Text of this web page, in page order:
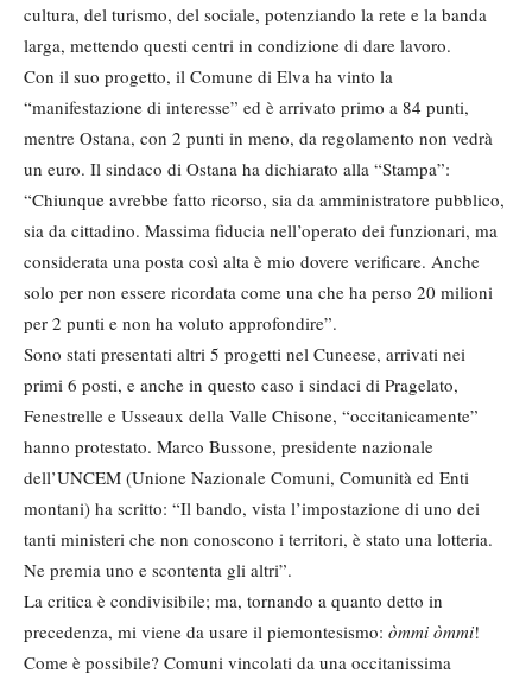
cultura, del turismo, del sociale, potenziando la rete e la banda
larga, mettendo questi centri in condizione di dare lavoro.
Con il suo progetto, il Comune di Elva ha vinto la
“manifestazione di interesse” ed è arrivato primo a 84 punti,
mentre Ostana, con 2 punti in meno, da regolamento non vedrà
un euro. Il sindaco di Ostana ha dichiarato alla “Stampa”:
“Chiunque avrebbe fatto ricorso, sia da amministratore pubblico,
sia da cittadino. Massima fiducia nell’operato dei funzionari, ma
considerata una posta così alta è mio dovere verificare. Anche
solo per non essere ricordata come una che ha perso 20 milioni
per 2 punti e non ha voluto approfondire”.
Sono stati presentati altri 5 progetti nel Cuneese, arrivati nei
primi 6 posti, e anche in questo caso i sindaci di Pragelato,
Fenestrelle e Usseaux della Valle Chisone, “occitanicamente”
hanno protestato. Marco Bussone, presidente nazionale
dell’UNCEM (Unione Nazionale Comuni, Comunità ed Enti
montani) ha scritto: “Il bando, vista l’impostazione di uno dei
tanti ministeri che non conoscono i territori, è stato una lotteria.
Ne premia uno e scontenta gli altri”.
La critica è condivisibile; ma, tornando a quanto detto in
precedenza, mi viene da usare il piemontesismo: òmmi òmmi!
Come è possibile? Comuni vincolati da una occitanissima